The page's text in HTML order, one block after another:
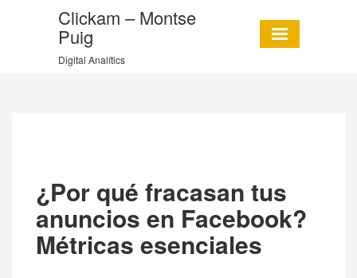
Clickam – Montse
Puig
Digital Analítics
¿Por qué fracasan tus
anuncios en Facebook?
Métricas esenciales